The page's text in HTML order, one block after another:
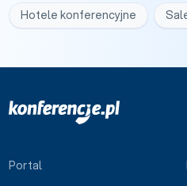
Hotele konferencyjne
Portal